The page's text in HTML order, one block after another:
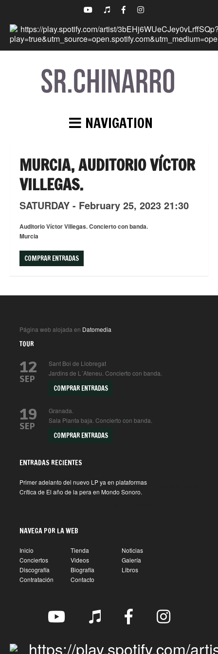
NAVIGATION
MURCIA, AUDITORIO VÍCTOR
VILLEGAS.
SATURDAY - February 25, 2023 21:30
Auditorio Víctor Villegas. Concierto con banda.
Murcia
COMPRAR ENTRADAS
Página web alojada en Datomedia
TOUR
12
SEP
Sant Boi de Llobregat
Jardins de L´Ateneu. Concierto con banda.
COMPRAR ENTRADAS
19
SEP
Granada.
Sala Planta baja. Concierto con banda.
COMPRAR ENTRADAS
ENTRADAS RECIENTES
Primer adelanto del nuevo LP ya en plataformas
Crítica de El año de la pera en Mondo Sonoro.
NAVEGA POR LA WEB
Inicio Tienda
Noticias
Conciertos
Videos
Galería
Discografía
Biografía
Libros
Contratación
Contacto